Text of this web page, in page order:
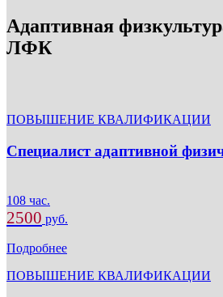
Адаптивная
ЛФК
ПОВЫШЕНИЕ КВАЛИФИКАЦИИ
Специалист адаптивной
108 час.
2500 руб.
Подробнее
ПОВЫШЕНИЕ КВАЛИФИКАЦИИ